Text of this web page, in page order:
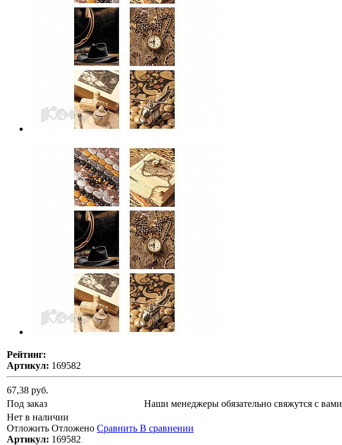
Рейтинг:
Артикул: 169582
67,38 руб.
Под заказ
Наши менеджеры обязательно свяжутся с вами
Нет в наличии
Отложить Отложено Сравнить В сравнении
Артикул: 169582